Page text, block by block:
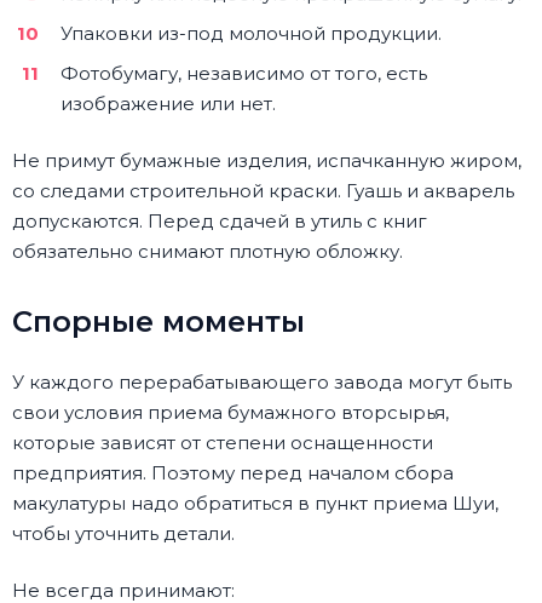
Упаковки из-под молочной продукции.
Фотобумагу, независимо от того, есть
изображение или нет.
Не примут бумажные изделия, испачканную жиром,
со следами строительной краски. Гуашь и акварель
допускаются. Перед сдачей в утиль с книг
обязательно снимают плотную обложку.
Спорные моменты
У каждого перерабатывающего завода могут быть
свои условия приема бумажного вторсырья,
которые зависят от степени оснащенности
предприятия. Поэтому перед началом сбора
макулатуры надо обратиться в пункт приема Шуи,
чтобы уточнить детали.
Не всегда принимают: